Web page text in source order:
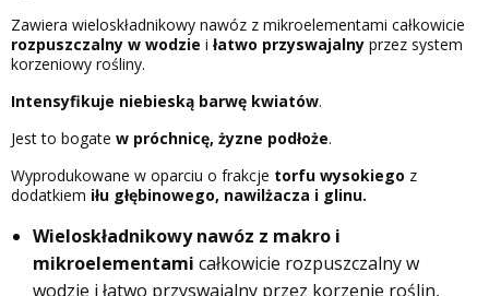
Zawiera wieloskładnikowy nawóz z mikroelementami całkowicie
rozpuszczalny w wodzie i łatwo przyswajalny przez system
korzeniowy rośliny.
Intensyfikuje niebieską barwę kwiatów.
Jest to bogate w próchnicę, żyzne podłoże.
Wyprodukowane w oparciu o frakcje torfu wysokiego z
dodatkiem iłu głębinowego, nawilżacza i glinu.
Wieloskładnikowy nawóz z makro i
mikroelementami całkowicie rozpuszczalny w
wodzie i łatwo przyswajalny przez korzenie roślin,